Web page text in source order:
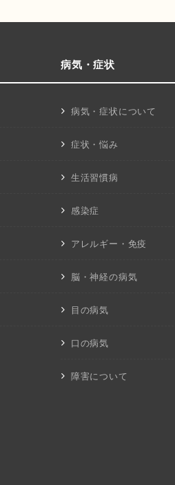
病気・症状
病気・症状について
症状・悩み
生活習慣病
感染症
アレルギー・免疫
脳・神経の病気
目の病気
口の病気
障害について